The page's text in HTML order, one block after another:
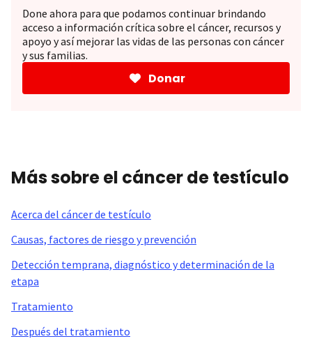
Done ahora para que podamos continuar brindando
acceso a información crítica sobre el cáncer, recursos y
apoyo y así mejorar las vidas de las personas con cáncer
y sus familias.
Donar
Más sobre el cáncer de testículo
Acerca del cáncer de testículo
Causas, factores de riesgo y prevención
Detección temprana, diagnóstico y determinación de la
etapa
Tratamiento
Después del tratamiento